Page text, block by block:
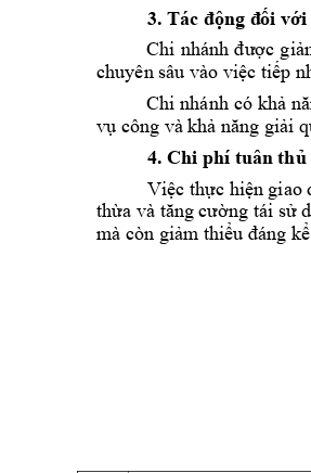
3. Tác động đối với
Chi nhánh được
chuyên sâu vào việc tiếp
Chi nhánh có khả
vụ công và khả năng giải
4. Chi phí tuân thủ
Việc thực hiện giao
thừa và tăng cường tái sử
mà còn giảm thiểu đáng